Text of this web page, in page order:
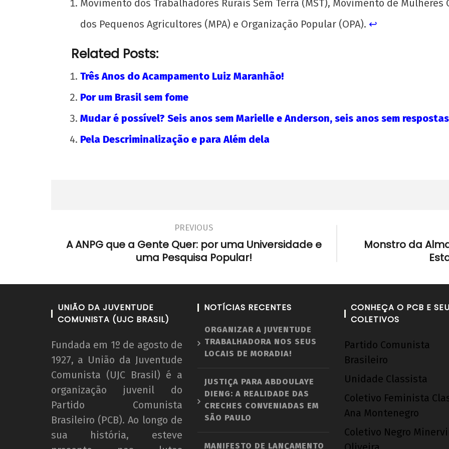
Movimento dos Trabalhadores Rurais Sem Terra (MST), Movimento de Mulheres
dos Pequenos Agricultores (MPA) e Organização Popular (OPA). ↩︎
Related Posts:
Três Anos do Acampamento Luiz Maranhão!
Por um Brasil sem fome
Mudar é possível? Seis anos sem Marielle e Anderson, seis anos sem respostas
Pela Descriminalização e para Além dela
PREVIOUS
A ANPG que a Gente Quer: por uma Universidade e
uma Pesquisa Popular!
Monstro da
UNIÃO DA JUVENTUDE
COMUNISTA (UJC BRASIL)
Fundada em 1º de agosto de
1927, a União da Juventude
Comunista (UJC Brasil) é a
organização juvenil do
Partido Comunista
Brasileiro (PCB). Ao longo de
sua história, esteve
NOTÍCIAS RECENTES
ORGANIZAR A JUVENTUDE
TRABALHADORA NOS SEUS
LOCAIS DE MORADIA!
JUSTIÇA PARA ABDOULAYE
DIENG: A REALIDADE DAS
CRECHES CONVENIADAS EM
SÃO PAULO
MANIFESTO DE LANÇAMENTO
CONHEÇA O PCB E
COLETIVOS
Partido Comunista
Brasileiro
Unidade Classista
Coletivo Feminista
Ana Montenegro
Coletivo Negro